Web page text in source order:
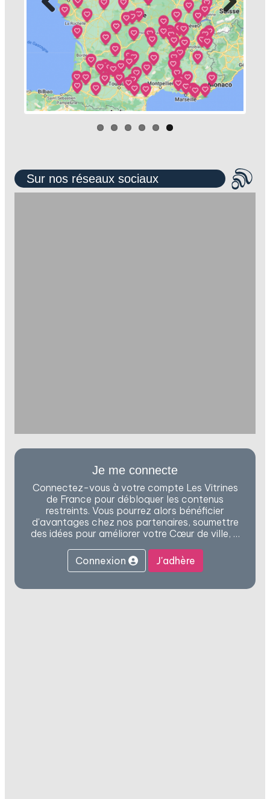
Sur nos réseaux sociaux
Je me connecte
Connectez-vous à votre compte Les Vitrines
de France pour débloquer les contenus
restreints. Vous pourrez alors bénéficier
d'avantages chez nos partenaires, soumettre
des idées pour améliorer votre Cœur de ville, …
Connexion J'adhère